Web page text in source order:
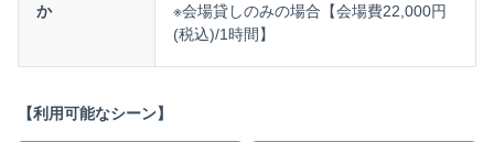
か
※会場貸しのみの場合【会場費22,000円
(税込)/1時間】
【利用可能なシーン】